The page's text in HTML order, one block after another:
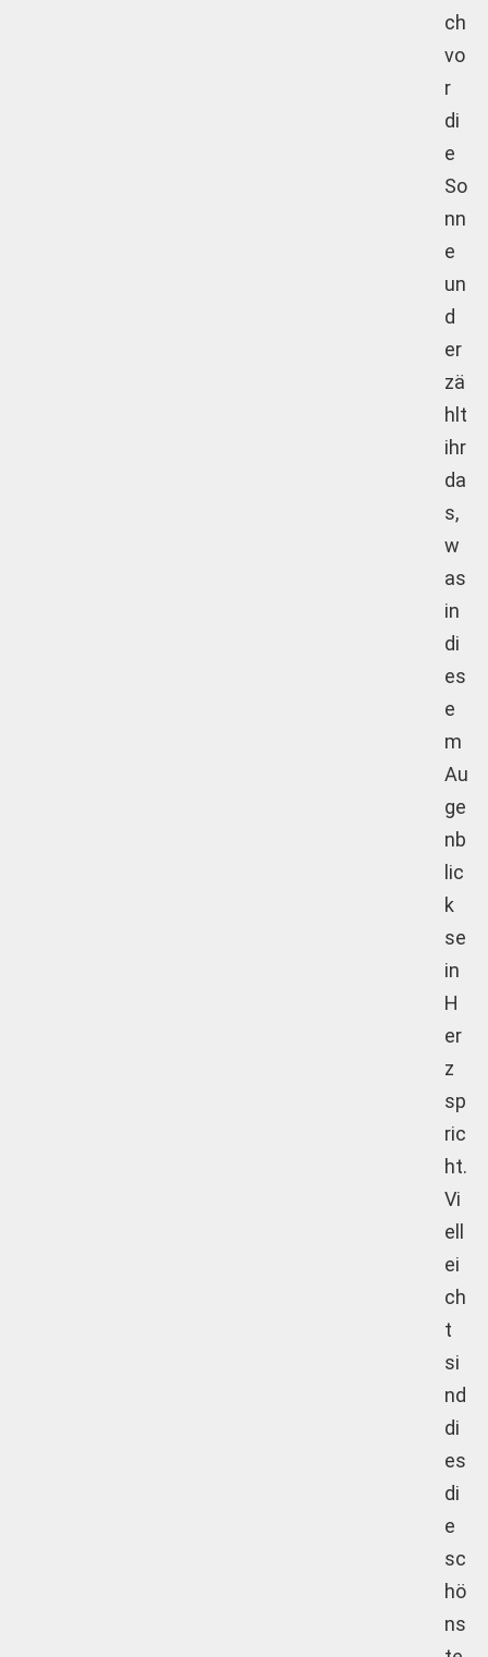
ch
vo
r
di
e
So
nn
e
un
d
er
zä
hlt
ihr
da
s,
w
as
in
di
es
e
m
Au
ge
nb
lic
k
se
in
H
er
z
sp
ric
ht.
Vi
ell
ei
ch
t
si
nd
di
es
di
e
sc
hö
ns